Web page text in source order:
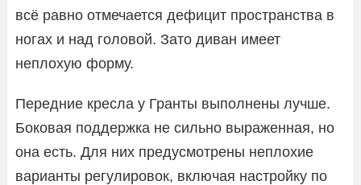
всё равно отмечается дефицит пространства в
ногах и над головой. Зато диван имеет
неплохую форму.
Передние кресла у Гранты выполнены лучше.
Боковая поддержка не сильно выраженная, но
она есть. Для них предусмотрены неплохие
варианты регулировок, включая настройку по